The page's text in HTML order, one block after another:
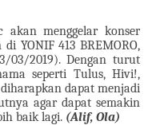
akan menggelar konser
YONIF 413 BREMORO,
03/2019). Dengan turut
seperti Tulus, Hivi!,
dapat menjadi
agar dapat semakin
baik lagi. (Alif, Ola)